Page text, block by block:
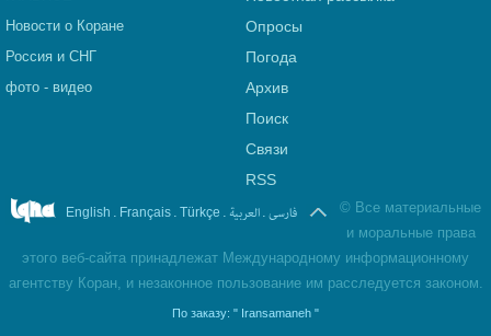
Новости о Коране
Россия и СНГ
фото - видео
Опросы
Погода
Архив
Поиск
Связи
RSS
English . Français . Türkçe . العربیة . فارسی © Все материальные
и моральные права
этого веб-сайта принадлежат Международному информационному
агентству Коран, и незаконное пользование им расследуется законом.
По заказу: " Iransamaneh "